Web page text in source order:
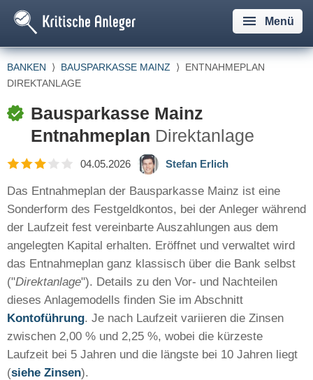
Menü
BANKEN ⟩ BAUSPARKASSE MAINZ ⟩ ENTNAHMEPLAN
DIREKTANLAGE
Bausparkasse Mainz
Entnahmeplan Direktanlage
04.05.2026 Stefan Erlich
Das Entnahmeplan der Bausparkasse Mainz ist eine
Sonderform des Festgeldkontos, bei der Anleger während
der Laufzeit fest vereinbarte Auszahlungen aus dem
angelegten Kapital erhalten. Eröffnet und verwaltet wird
das Entnahmeplan ganz klassisch über die Bank selbst
("Direktanlage"). Details zu den Vor- und Nachteilen
dieses Anlagemodells finden Sie im Abschnitt
Kontoführung. Je nach Laufzeit variieren die Zinsen
zwischen 2,00 % und 2,25 %, wobei die kürzeste
Laufzeit bei 5 Jahren und die längste bei 10 Jahren liegt
(siehe Zinsen).